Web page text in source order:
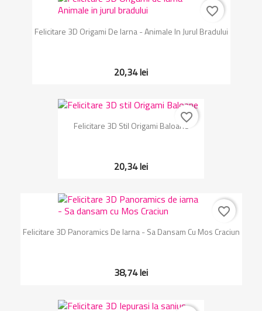
Felicitare 3D Origami De Iarna - Animale In Jurul Bradului
20,34 lei
favorite_border
Felicitare 3D Stil Origami Baloane
20,34 lei
favorite_border
Felicitare 3D Panoramics De Iarna - Sa Dansam Cu Mos Craciun
38,74 lei
favorite_border